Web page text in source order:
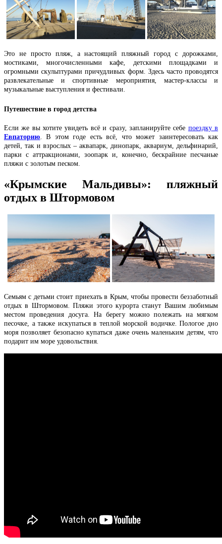
Это не просто пляж, а настоящий пляжный город с дорожками,
мостиками, многочисленными кафе, детскими площадками и
огромными скульптурами причудливых форм. Здесь часто проводятся
развлекательные и спортивные мероприятия, мастер-классы и
музыкальные выступления и фестивали.
Путешествие в город детства
Если же вы хотите увидеть всё и сразу, запланируйте себе поездку в
Евпаторию . В этом годе есть всё, что может заинтересовать как
детей, так и взрослых – аквапарк, динопарк, аквариум, дельфинарий,
парки с аттракционами, зоопарк и, конечно, бескрайние песчаные
пляжи с золотым песком.
«Крымские Мальдивы»: пляжный
отдых в Штормовом
Семьям с детьми стоит приехать в Крым, чтобы провести беззаботный
отдых в Штормовом. Пляжи этого курорта станут Вашим любимым
местом проведения досуга. На берегу можно полежать на мягком
песочке, а также искупаться в теплой морской водичке. Пологое дно
моря позволяет безопасно купаться даже очень маленьким детям, что
подарит им море удовольствия.